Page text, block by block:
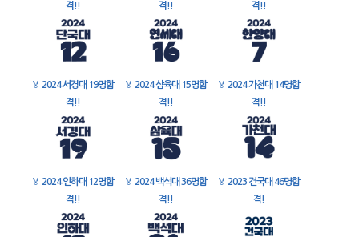
격!!
격!!
격!!
🏅 2024 서경대 19명합
격!!
🏅 2024 삼육대 15명합
격!!
🏅 2024 가천대 14명합
격!!
🏅 2024 인하대 12명합
격!!
🏅 2024 백석대 36명합
격!!
🏅 2023 건국대 46명합
격!